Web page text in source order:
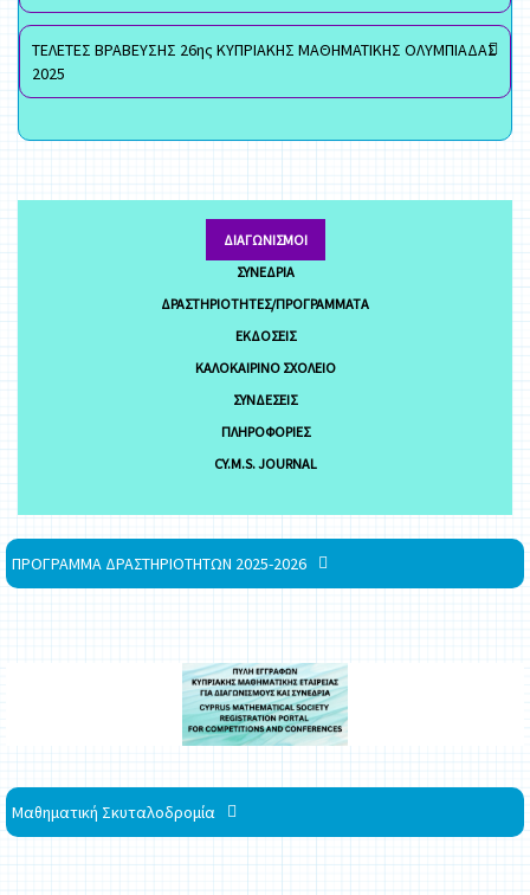
ΤΕΛΕΤΕΣ ΒΡΑΒΕΥΣΗΣ 26ης ΚΥΠΡΙΑΚΗΣ ΜΑΘΗΜΑΤΙΚΗΣ ΟΛΥΜΠΙΑΔΑΣ
2025
ΔΙΑΓΩΝΙΣΜΟΊ
ΣΥΝΈΔΡΙΑ
ΔΡΑΣΤΗΡΙΌΤΗΤΕΣ/ΠΡΟΓΡΆΜΜΑΤΑ
ΕΚΔΌΣΕΙΣ
ΚΑΛΟΚΑΙΡΙΝΌ ΣΧΟΛΕΊΟ
ΣΥΝΔΈΣΕΙΣ
ΠΛΗΡΟΦΟΡΊΕΣ
CY.M.S. JOURNAL
ΠΡΟΓΡΑΜΜΑ ΔΡΑΣΤΗΡΙΟΤΗΤΩΝ 2025-2026
Μαθηματική Σκυταλοδρομία